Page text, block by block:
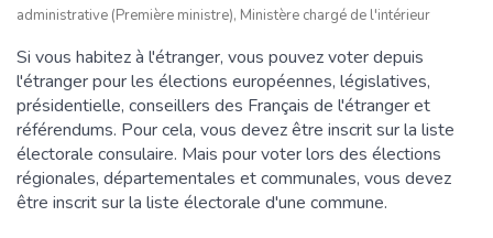
administrative (Première ministre), Ministère chargé de l'intérieur
Si vous habitez à l'étranger, vous pouvez voter depuis
l'étranger pour les élections européennes, législatives,
présidentielle, conseillers des Français de l'étranger et
référendums. Pour cela, vous devez être inscrit sur la liste
électorale consulaire. Mais pour voter lors des élections
régionales, départementales et communales, vous devez
être inscrit sur la liste électorale d'une commune.